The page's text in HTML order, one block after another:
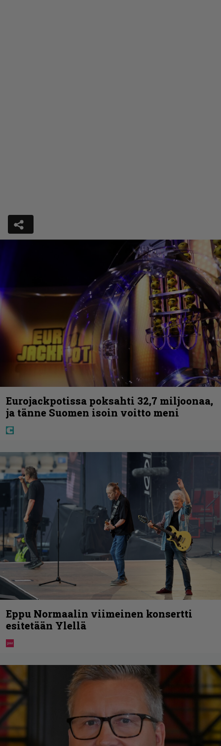
Eurojackpotissa poksahti 32,7 miljoonaa,
ja tänne Suomen isoin voitto meni
Eppu Normaalin viimeinen konsertti
esitetään Ylellä